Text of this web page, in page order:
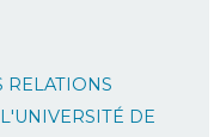
RELATIONS
DE